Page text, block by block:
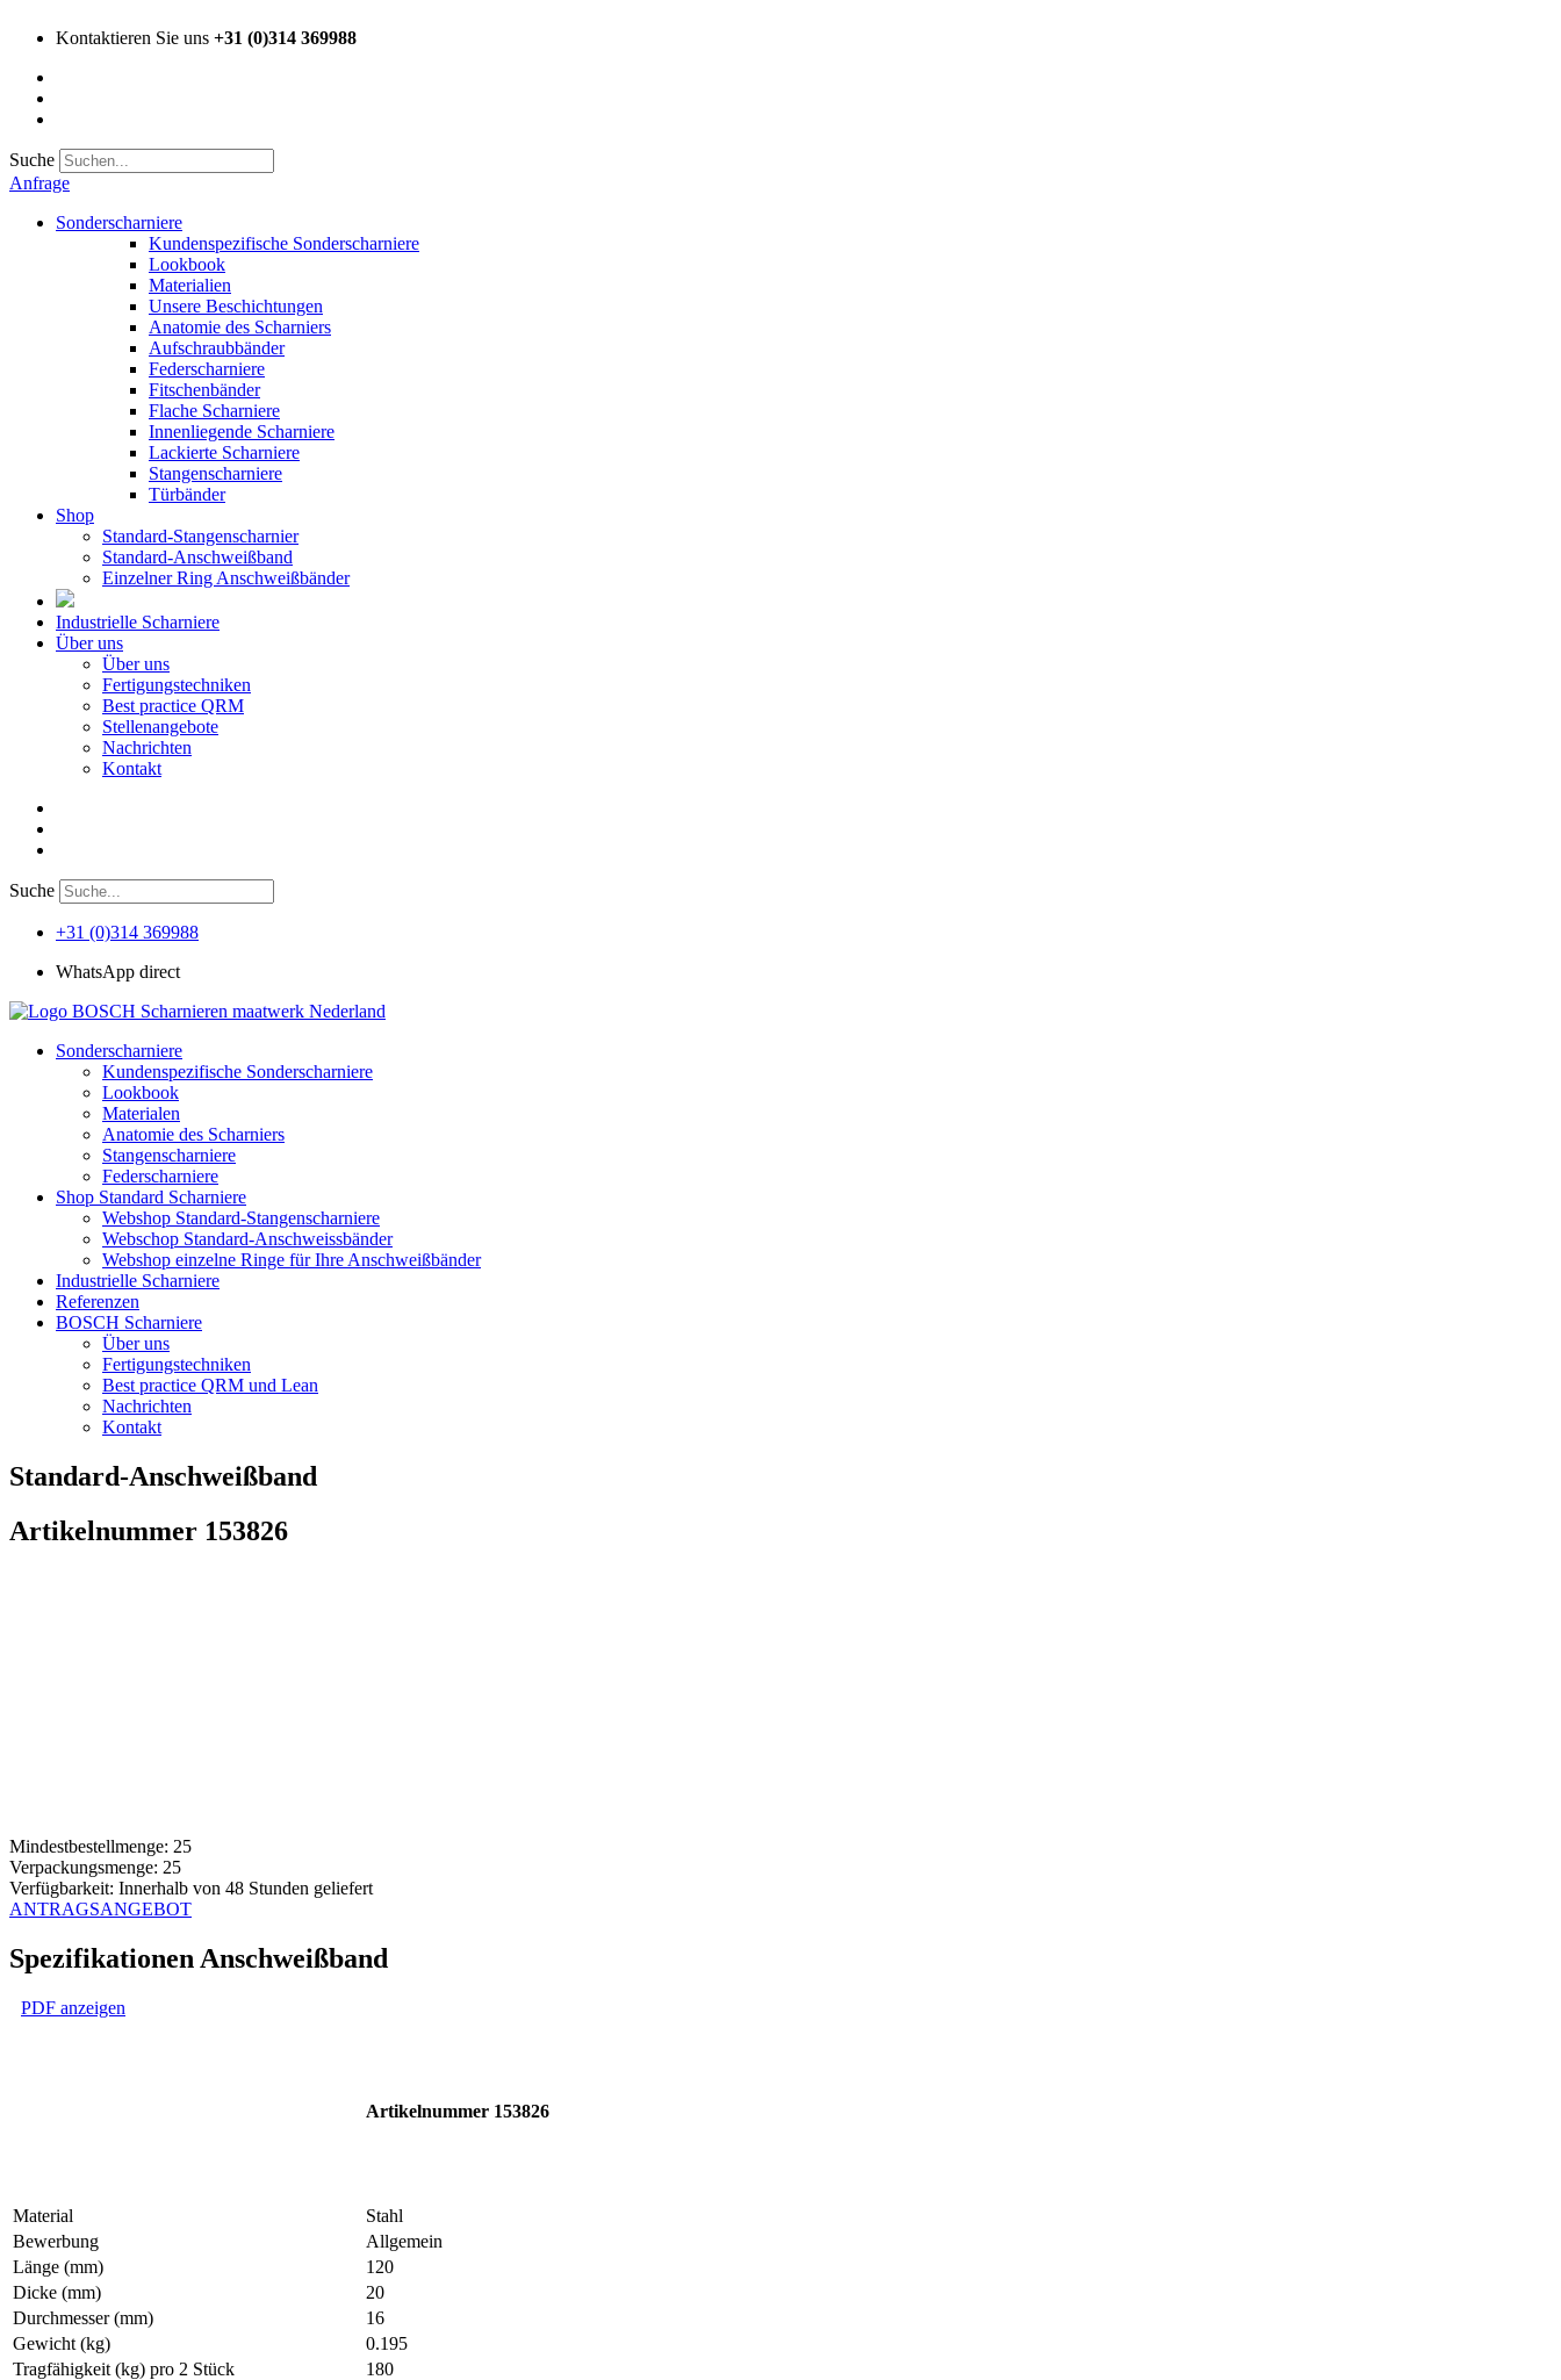
Inhalt
Kontaktieren Sie uns +31 (0)314 369988
Suche
Anfrage
Main
Sonderscharniere
Kundenspezifische Sonderscharniere
Lookbook
Materialien
Unsere Beschichtungen
Anatomie des Scharniers
Aufschraubbänder
Federscharniere
Fitschenbänder
Flache Scharniere
Innenliegende Scharniere
Lackierte Scharniere
Stangenscharniere
Türbänder
Shop
Standard-Stangenscharnier
Standard-Anschweißband
Einzelner Ring Anschweißbänder
Industrielle Scharniere
Über uns
Über uns
Fertigungstechniken
Best practice QRM
Stellenangebote
Nachrichten
Kontakt
Suche
+31 (0)314 369988
WhatsApp direct
Flyout Sonderscharniere
Kundenspezifische Sonderscharniere
Lookbook
Materialen
Anatomie des Scharniers
Stangenscharniere
Federscharniere
Shop Standard Scharniere
Webshop Standard-Stangenscharniere
Webschop Standard-Anschweissbänder
Webshop einzelne Ringe für Ihre Anschweißbänder
Industrielle Scharniere
Referenzen
BOSCH Scharniere
Über uns
Fertigungstechniken
Best practice QRM und Lean
Nachrichten
Kontakt
Standard-Anschweißband
Artikelnummer 153826
Mindestbestellmenge: 25
Verpackungsmenge: 25
Verfügbarkeit: Innerhalb von 48 Stunden geliefert
ANTRAGSANGEBOT
Spezifikationen Anschweißband
PDF anzeigen
Artikelnummer 153826
Material
Stahl
Bewerbung
Allgemein
Länge (mm)
120
Dicke (mm)
20
Durchmesser (mm)
16
Gewicht (kg)
0.195
Tragfähigkeit (kg) pro 2 Stück
180